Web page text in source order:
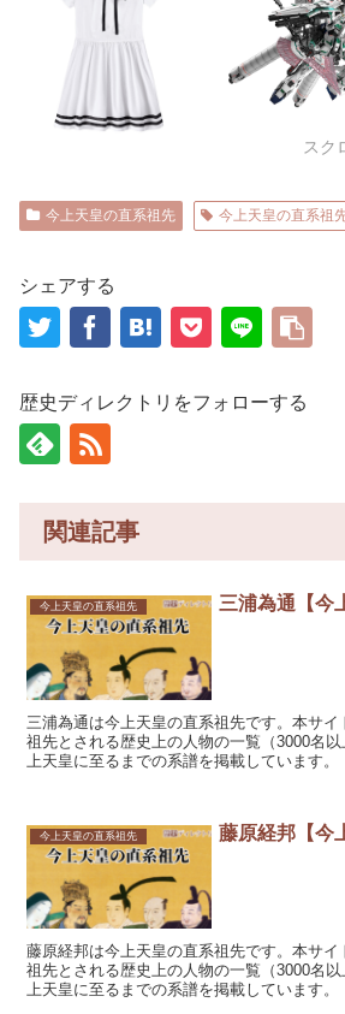
スク
今上天皇の直系祖先 今上天皇の直系祖
シェアする
歴史ディレクトリをフォローする
関連記事
今上天皇の直系祖先 三浦為通【今
三浦為通は今上天皇の直系祖先です。本サ
祖先とされる歴史上の人物の一覧（3000名
上天皇に至るまでの系譜を掲載しています。
今上天皇の直系祖先 藤原経邦【今
藤原経邦は今上天皇の直系祖先です。本サ
祖先とされる歴史上の人物の一覧（3000名
上天皇に至るまでの系譜を掲載しています。